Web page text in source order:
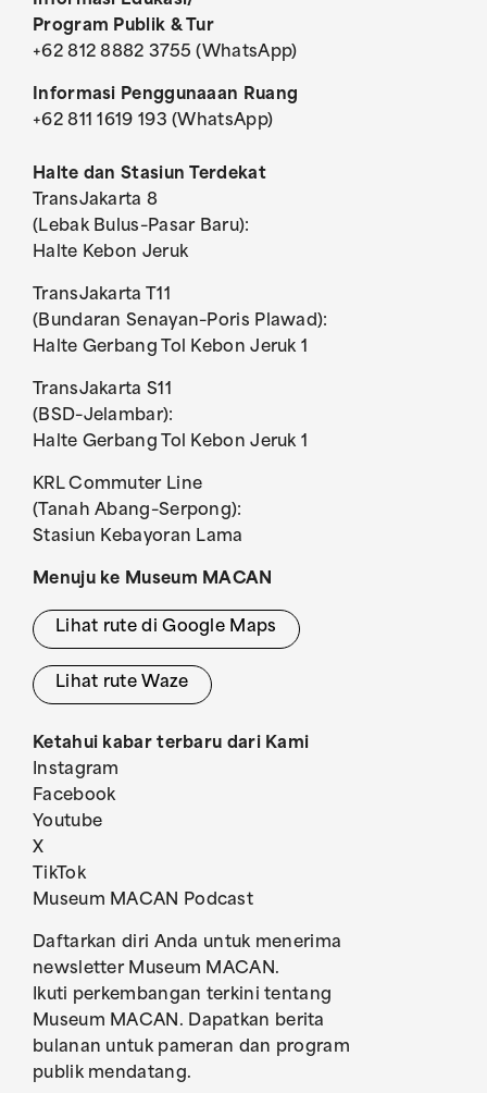
Program Publik & Tur
+62 812 8882 3755 (WhatsApp)
Informasi Penggunaaan Ruang
+62 811 1619 193 (WhatsApp)
Halte dan Stasiun Terdekat
TransJakarta 8
(Lebak Bulus–Pasar Baru):
Halte Kebon Jeruk
TransJakarta T11
(Bundaran Senayan–Poris Plawad):
Halte Gerbang Tol Kebon Jeruk 1
TransJakarta S11
(BSD–Jelambar):
Halte Gerbang Tol Kebon Jeruk 1
KRL Commuter Line
(Tanah Abang–Serpong):
Stasiun Kebayoran Lama
Menuju ke Museum MACAN
Lihat rute di Google Maps
Lihat rute Waze
Ketahui kabar terbaru dari Kami
Instagram
Facebook
Youtube
X
TikTok
Museum MACAN Podcast
Daftarkan diri Anda untuk menerima
newsletter Museum MACAN.
Ikuti perkembangan terkini tentang
Museum MACAN. Dapatkan berita
bulanan untuk pameran dan program
publik mendatang.